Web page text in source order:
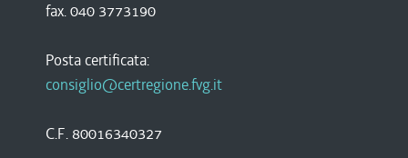
fax. 040 3773190
Posta certificata:
consiglio@certregione.fvg.it
C.F. 80016340327